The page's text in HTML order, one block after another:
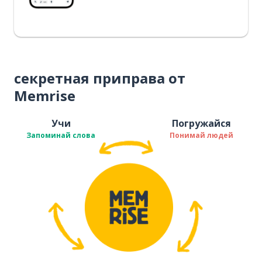
секретная приправа от
Memrise
Учи
Запоминай слова
Погружайся
Понимай людей